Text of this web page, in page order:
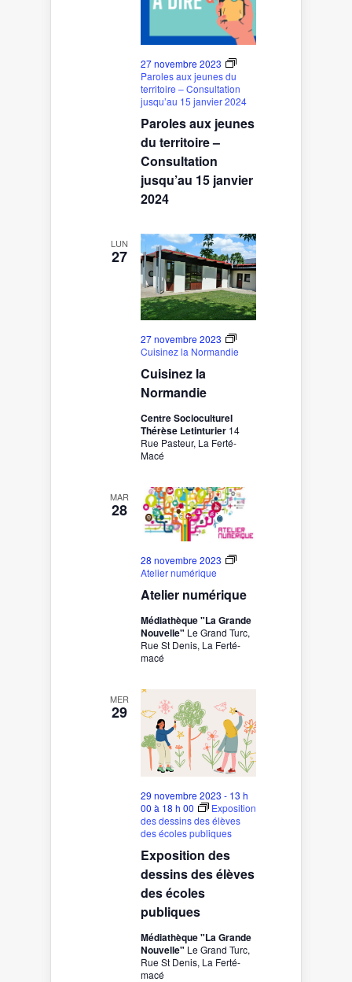
Paroles aux jeunes
du territoire –
Consultation
jusqu’au 15 janvier
2024
27 novembre 2023
Paroles aux jeunes du
territoire – Consultation
jusqu’au 15 janvier 2024
LUN
27
Cuisinez la
Normandie
27 novembre 2023
Cuisinez la Normandie
Centre Socioculturel
Thérèse Letinturier 14
Rue Pasteur, La Ferté-
Macé
MAR
28
Atelier numérique
28 novembre 2023
Atelier numérique
Médiathèque "La Grande
Nouvelle" Le Grand Turc,
Rue St Denis, La Ferté-
macé
MER
29
Exposition des
dessins des élèves
des écoles
publiques
29 novembre 2023 - 13 h
00 à 18 h 00
Exposition
des dessins des élèves
des écoles publiques
Médiathèque "La Grande
Nouvelle" Le Grand Turc,
Rue St Denis, La Ferté-
macé